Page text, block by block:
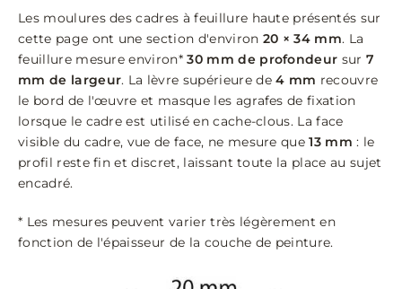
Les moulures des cadres à feuillure haute présentés sur
cette page ont une section d'environ 20 × 34 mm. La
feuillure mesure environ*30 mm de profondeur sur7
mm de largeur. La lèvre supérieure de4 mm recouvre
le bord de l'œuvre et masque les agrafes de fixation
lorsque le cadre est utilisé en cache-clous. La face
visible du cadre, vue de face, ne mesure que13 mm : le
profil reste fin et discret, laissant toute la place au sujet
encadré.
* Les mesures peuvent varier très légèrement en
fonction de l'épaisseur de la couche de peinture.